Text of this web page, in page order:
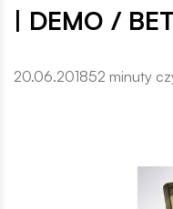
| DEMO /
20.06.201852 minuty